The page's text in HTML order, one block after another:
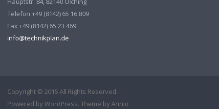
Telefon +49 (8142) 65 16 809
Fax +49 (8142) 65 23 469
info@technikplan.de
Copyright © 2015 All Rights Reserved.
Powered by WordPress. Theme by Arinio